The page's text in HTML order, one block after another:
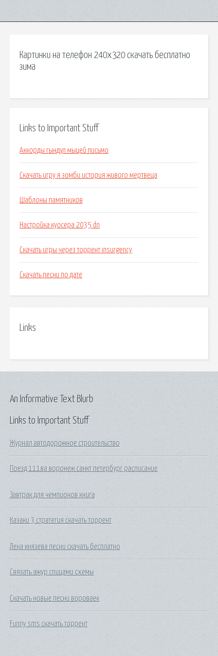
Картинки на телефон 240х320 скачать бесплатно
зима
Links to Important Stuff
Аккорды гындул мыцей письмо
Скачать игру я зомби история живого мертвеца
Шаблоны памятников
Настройка куосера 2035 dn
Скачать игры через торрент insurgency
Скачать песни по дате
Links
Links to Important Stuff
Журнал автодорожное строительство
Поезд 111ва воронеж санкт петербург расписание
Завтрак для чемпионов книга
Казаки 3 стратегия скачать торрент
Лена князева песни скачать бесплатно
Связать ажур спицами схемы
Скачать новые песни вороваек
Funny sms скачать торрент
An Informative Text Blurb